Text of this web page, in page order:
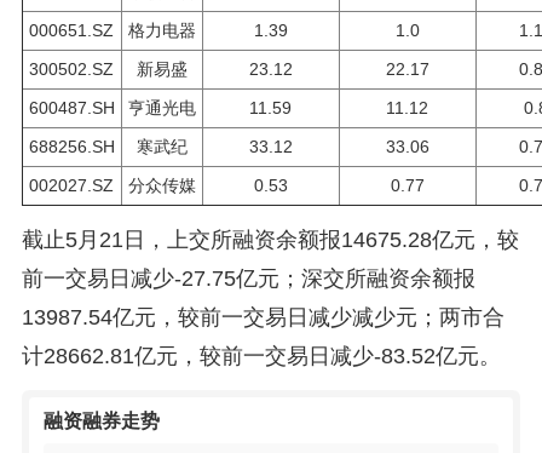
000651.SZ
格力电器 1.39 1.0
300502.SZ
新易盛 23.12 22.17
600487.SH
亨通光电 11.59 11.12
688256.SH
寒武纪 33.12 33.06
002027.SZ
分众传媒 0.53 0.77
截止5月21日，上交所融资余额报14675.28亿元，较
前一交易日减少-27.75亿元；深交所融资余额报
13987.54亿元，较前一交易日减少减少元；两市合
计28662.81亿元，较前一交易日减少-83.52亿元。
融资融券走势